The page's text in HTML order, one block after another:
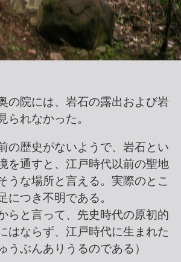
の院には、岩石の露出および岩
られなかった。
の歴史がないようで、岩石とい
を通すと、江戸時代以前の聖地
うな場所と言える。実際のとこ
につき不明である。
らと言って、先史時代の原初的
はならず、江戸時代に生まれた
うぶんありうるのである）